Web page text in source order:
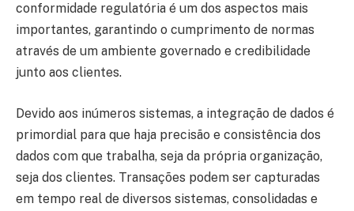
conformidade regulatória é um dos aspectos mais
importantes, garantindo o cumprimento de normas
através de um ambiente governado e credibilidade
junto aos clientes.
Devido aos inúmeros sistemas, a integração de dados é
primordial para que haja precisão e consistência dos
dados com que trabalha, seja da própria organização,
seja dos clientes. Transações podem ser capturadas
em tempo real de diversos sistemas, consolidadas e